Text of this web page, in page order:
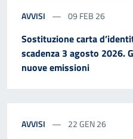
AVVISI 09 FEB 26
Sostituzione carta
scadenza 3 agosto 2026.
nuove emissioni
AVVISI 22 GEN 26